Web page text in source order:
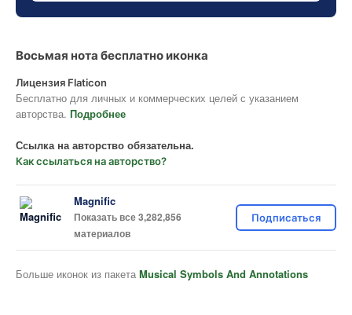
Восьмая нота бесплатно иконка
Лицензия Flaticon
Бесплатно для личных и коммерческих целей с указанием
авторства. Подробнее
Ссылка на авторство обязательна.
Как ссылаться на авторство?
Magnific
Показать все 3,282,856
материалов
Подписаться
Больше иконок из пакета Musical Symbols And Annotations